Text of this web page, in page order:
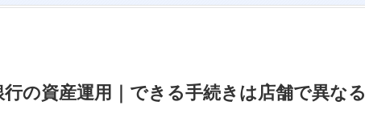
の資産運用｜できる手続きは店舗で異なる